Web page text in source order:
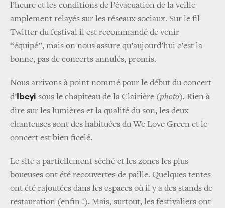
l’heure et les conditions de l’évacuation de la veille
amplement relayés sur les réseaux sociaux. Sur le fil
Twitter du festival il est recommandé de venir
“équipé”, mais on nous assure qu’aujourd’hui c’est la
bonne, pas de concerts annulés, promis.
Nous arrivons à point nommé pour le début du concert
d’ Ibeyi sous le chapiteau de la Clairière (photo). Rien à
dire sur les lumières et la qualité du son, les deux
chanteuses sont des habituées du We Love Green et le
concert est bien ficelé.
Le site a partiellement séché et les zones les plus
boueuses ont été recouvertes de paille. Quelques tentes
ont été rajoutées dans les espaces où il y a des stands de
restauration (enfin !). Mais, surtout, les festivaliers ont